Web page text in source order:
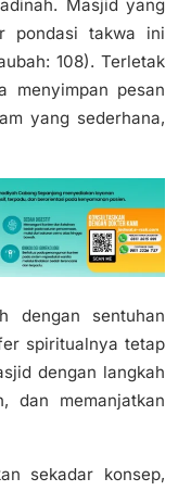
Masjid yang
pondasi takwa ini
108). Terletak
menyimpan pesan
yang sederhana,
dengan sentuhan
spiritualnya tetap
dengan langkah
dan memanjatkan
sekadar konsep,